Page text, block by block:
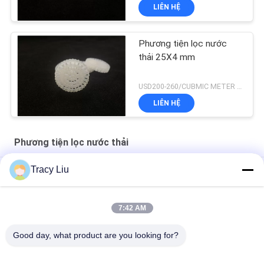
LIÊN HỆ
Phương tiện lọc nước
thải 25X4 mm
USD200-260/CUBMIC METER MOQ:1CubmicMeter
LIÊN HỆ
Phương tiện lọc nước thải
HDPE 19 phòng Phương tiện lọc nước thải MBBR 25X10mm
Khuôn ép đùn phương tiện lọc nước thải 25X4mm màu trắng
Tracy Liu
7:42 AM
Good day, what product are you looking for?